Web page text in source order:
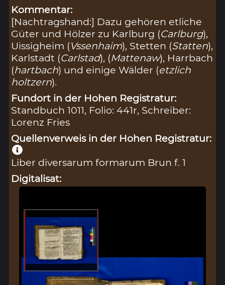
Kommentar:
[Nachtragshand:] Dazu gehören etliche
Güter und Hölzer zu Karlburg (Carlburg),
Uissigheim (Vssenhaim), Stetten (Statten),
Karlstadt (Carlstad), (Mattenaw), Harrbach
(hartbach) und einige Wälder (etzlich
holtzern).
Fundort in der Hohen Registratur:
Standbuch 1011, Folio: 441r, Schreiber:
Lorenz Fries
Quellenverweis in der Hohen Registratur:
Liber diversarum formarum Brun f. 1
Digitalisat: